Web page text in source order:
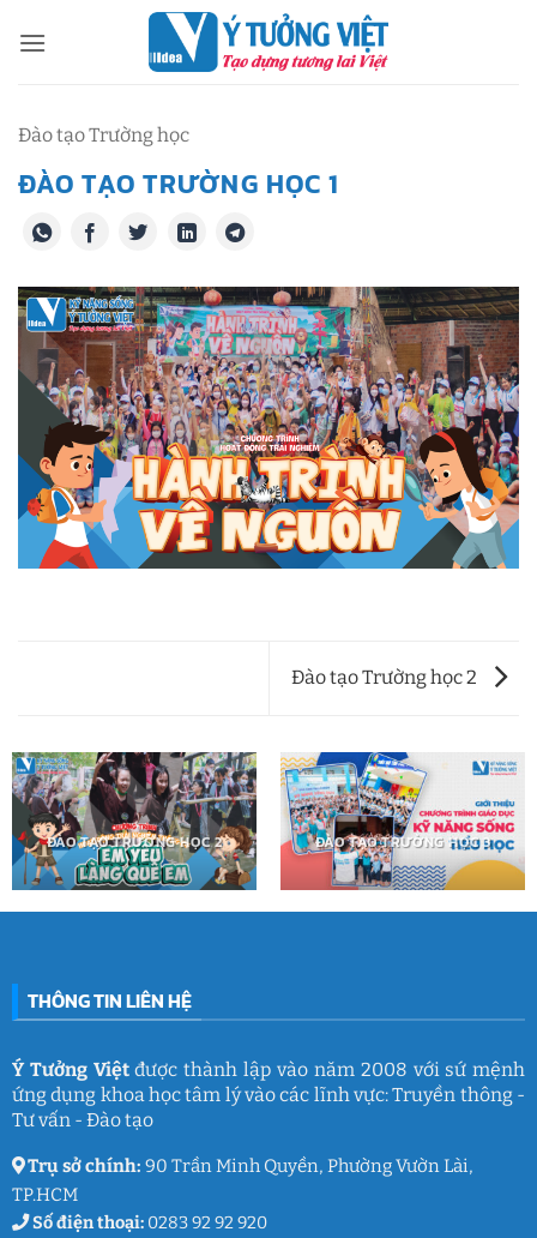
qua
Đào tạo Trường học
ĐÀO TẠO TRƯỜNG HỌC 1
Đào tạo Trường học 2
ĐÀO TẠO TRƯỜNG HỌC 2 ĐÀO TẠO TRƯỜNG HỌC 3
THÔNG TIN LIÊN HỆ
Ý Tưởng Việtđược thành lập vào năm 2008 với sứ mệnh
ứng dụng khoa học tâm lý vào các lĩnh vực: Truyền thông -
Tư vấn - Đào tạo
Trụ sở chính: 90 Trần Minh Quyền, Phường Vườn Lài,
TP.HCM
Số điện thoại:0283 92 92 920